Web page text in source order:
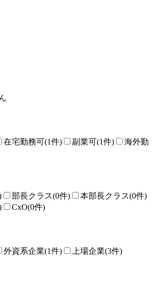
に働き、強みを活かし、最大限に力を発揮しなが
ナーへの参加をはじめ、通信教育やビジネススクー
や業務に関連する各種試験の受験料などを、年間5
CDP*）
社員は、職務記述書をベースに「キャリア開発計画
2年間の留学を通じて、次世代のアフラックの経営
力を修得、その能力発揮を期待する制度です。
在宅勤務可(1件) 副業可(1件)
海外勤
部長クラス(0件) 本部長クラス(0件)
CxO(0件)
外資系企業(1件) 上場企業(3件)